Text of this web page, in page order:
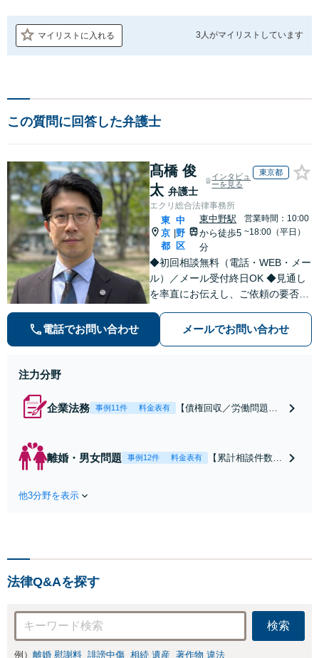
マイリストに入れる 3人がマイリストしています
この質問に回答した弁護士
髙橋 俊
太 弁護士
インタビュ
ーを見る
東京都
エクリ総合法律事務所
東
京
都
中
野
区
東中野駅
から徒歩5
分
営業時間：10:00
~18:00（平日）
◆初回相談無料（電話・WEB・メー
ル）／メール受付終日OK ◆見通し
を率直にお伝えし、ご依頼の要否も
解決まで弁護士本人が一貫してスピ
ーディーに対応いたします。 ◆累計
電話でお問い合わせ メールでお問い合わせ
注力分野
企業法務 事例11件 料金表有
【債権回収／労働問題／
のトラブル・会社内のト
ラブルなど、事後の解決
離婚・男女問題 事例12件 料金表有
【累計相談件数20
様の話を丁寧にう
を正確に読み取り
ます。【東京都在
住以外の方も対
他3分野を表示
法律Q&Aを探す
検索
例） 離婚 慰謝料 誹謗中傷 相続 遺産 著作物 違法